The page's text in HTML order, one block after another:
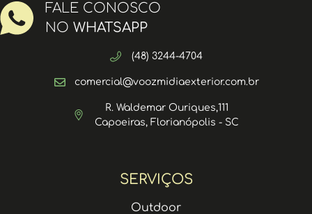
SERVIÇOS
Outdoor
FALE CONOSCO
NO WHATSAPP
(48) 3244-4704
comercial@voozmidiaexterior.com.br
R. Waldemar Ouriques,111
Capoeiras, Florianópolis - SC